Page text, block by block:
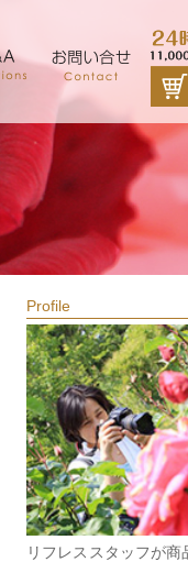
Profile
リフレススタッフが商